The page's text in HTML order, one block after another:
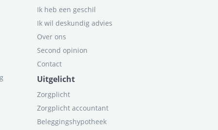
Ik heb een geschil
Ik wil deskundig advies
Over ons
Second opinion
Contact
Uitgelicht
Zorgplicht
Zorgplicht accountant
Beleggingshypotheek